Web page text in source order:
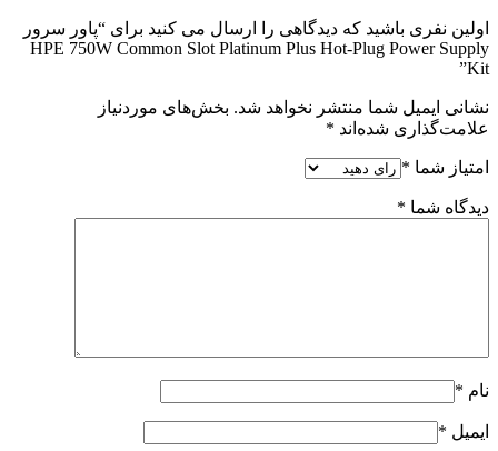
اولین نفری باشید که دیدگاهی را ارسال می کنید برای “پاور سرور
HPE 750W Common Slot Platinum Plus Hot-Plug Power Supply
Kit”
نشانی ایمیل شما منتشر نخواهد شد. بخش‌های موردنیاز
علامت‌گذاری شده‌اند *
امتیاز شما *
دیدگاه شما *
نام *
ایمیل *